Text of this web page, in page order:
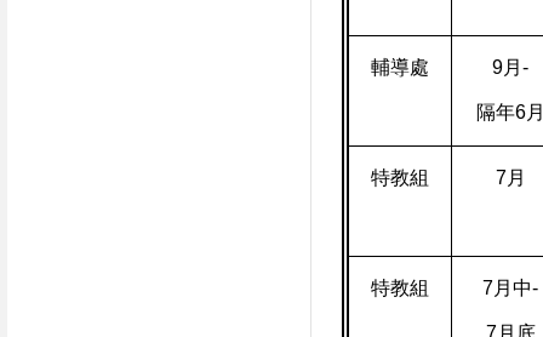
輔導處 9月 -
隔年6
特教組 7月
特教組 7月中-
7月底